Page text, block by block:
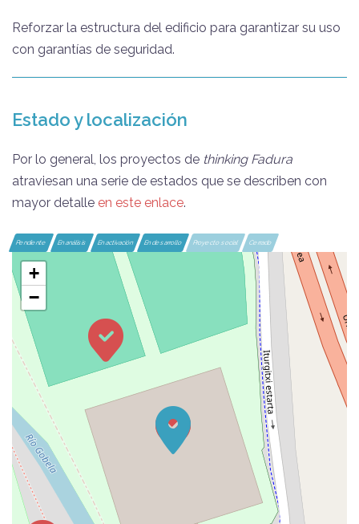
Reforzar la estructura del edificio para garantizar su uso
con garantías de seguridad.
Estado y localización
Por lo general, los proyectos de thinking Fadura
atraviesan una serie de estados que se describen con
mayor detalle en este enlace.
Pendiente En análisis En activación En desarrollo Proyecto social Cerrado
+
−